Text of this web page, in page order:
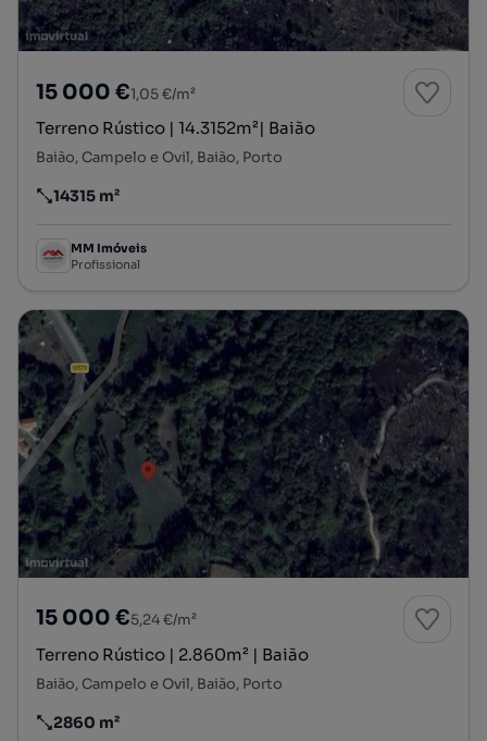
15 000 €1,05 €/m²
Terreno Rústico | 14.3152m²| Baião
Baião, Campelo e Ovil, Baião, Porto
Preço por metro quadrado
14315 m²
MM Imóveis
Profissional
15 000 €5,24 €/m²
Terreno Rústico | 2.860m² | Baião
Baião, Campelo e Ovil, Baião, Porto
Preço por metro quadrado
2860 m²